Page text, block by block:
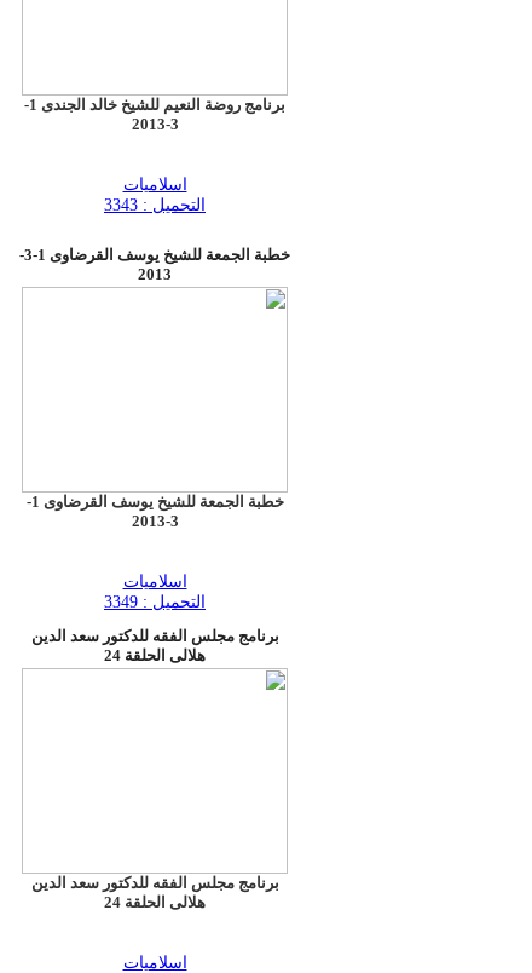
برنامج روضة النعيم للشيخ خالد الجندى 1-
3-2013
اسلاميات
التحميل : 3343
خطبة الجمعة للشيخ يوسف القرضاوى 1-3-
2013
خطبة الجمعة للشيخ يوسف القرضاوى 1-
3-2013
اسلاميات
التحميل : 3349
برنامج مجلس الفقه للدكتور سعد الدين
هلالى الحلقة 24
برنامج مجلس الفقه للدكتور سعد الدين
هلالى الحلقة 24
اسلاميات